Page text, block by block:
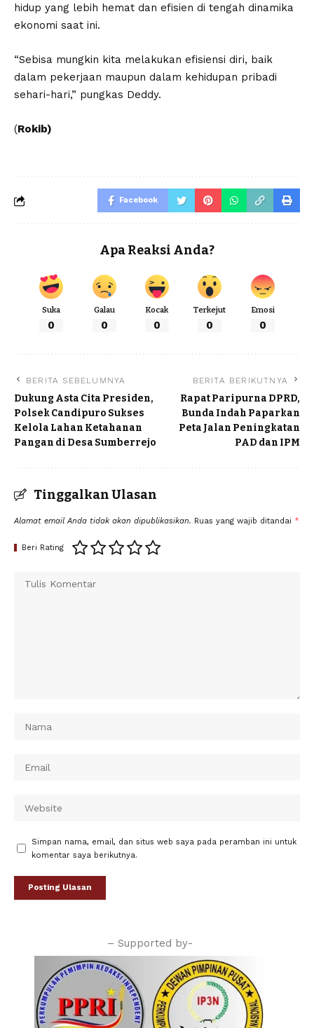
hidup yang lebih hemat dan efisien di tengah dinamika
ekonomi saat ini.
“Sebisa mungkin kita melakukan efisiensi diri, baik
dalam pekerjaan maupun dalam kehidupan pribadi
sehari-hari,” pungkas Deddy.
(Rokib)
Facebook
Apa Reaksi Anda?
Suka
0
Galau
0
Kocak
0
Terkejut
0
Emosi
0
BERITA SEBELUMNYA
Dukung Asta Cita Presiden,
Polsek Candipuro Sukses
Kelola Lahan Ketahanan
Pangan di Desa Sumberrejo
BERITA BERIKUTNYA
Rapat Paripurna DPRD,
Bunda Indah Paparkan
Peta Jalan Peningkatan
PAD dan IPM
Tinggalkan Ulasan
Alamat email Anda tidak akan dipublikasikan. Ruas yang wajib ditandai *
Beri Rating
Simpan nama, email, dan situs web saya pada peramban ini untuk
komentar saya berikutnya.
– Supported by-